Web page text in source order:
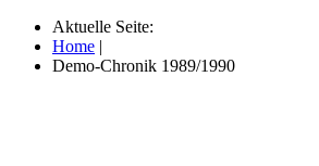
Aktuelle Seite:
Home |
Demo-Chronik 1989/1990